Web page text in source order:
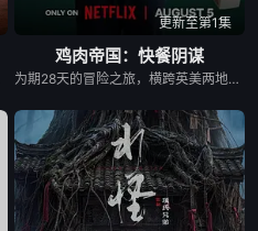
更新至第1集
鸡肉帝国：快餐阴谋
为期28天的冒险之旅，横跨英美两地，仅以炸鸡为食，探究人们对炸鸡的渴望以及产业背后的力量！